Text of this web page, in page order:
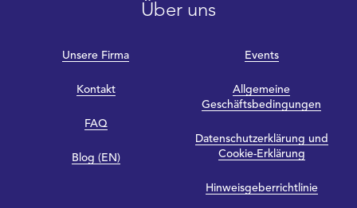
Über uns
Unsere Firma
Kontakt
FAQ
Blog (EN)
Events
Allgemeine
Geschäftsbedingungen
Datenschutzerklärung und
Cookie-Erklärung
Hinweisgeberrichtlinie